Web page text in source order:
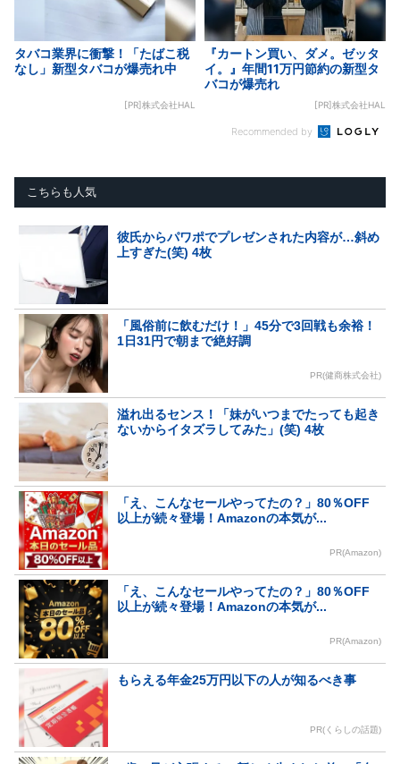
タバコ業界に衝撃！「たばこ税
なし」新型タバコが爆売れ中
[PR]株式会社HAL
『カートン買い、ダメ。ゼッタ
イ。』年間11万円節約の新型タ
バコが爆売れ
[PR]株式会社HAL
Recommended by
こちらも人気
彼氏からパワポでプレゼンされた内容が…斜め
上すぎた(笑) 4枚
「風俗前に飲むだけ！」45分で3回戦も余裕！
1日31円で朝まで絶好調
PR(健商株式会社)
溢れ出るセンス！「妹がいつまでたっても起き
ないからイタズラしてみた」(笑) 4枚
「え、こんなセールやってたの？」80％OFF
以上が続々登場！Amazonの本気が...
PR(Amazon)
「え、こんなセールやってたの？」80％OFF
以上が続々登場！Amazonの本気が...
PR(Amazon)
もらえる年金25万円以下の人が知るべき事
PR(くらしの話題)